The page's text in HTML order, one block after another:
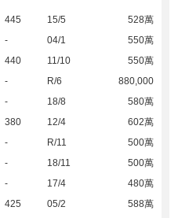
445 15/5
528萬
- 04/1
550萬
440 11/10
550萬
- R/6
880,000
- 18/8
580萬
380 12/4
602萬
- R/11
500萬
- 18/11
500萬
- 17/4
480萬
425 05/2
588萬